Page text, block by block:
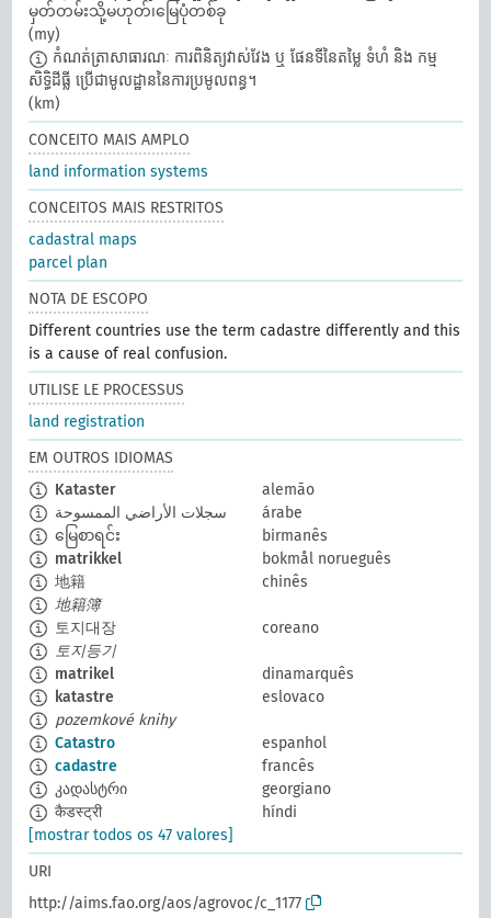
မှတ်တမ်းသို့မဟုတ်၊မြေပုံတစ်ခု
(my)
កំណត់ត្រាសាធារណៈ ការពិនិត្យវាស់វែង ឬ ផែនទីនៃតម្លៃ ទំហំ និង កម្ម
សិទ្ធិដីធ្លី ប្រើជាមូលដ្ឋាននៃការប្រមូលពន្ធ។​
(km)
CONCEITO MAIS AMPLO
land information systems
CONCEITOS MAIS RESTRITOS
cadastral maps
parcel plan
NOTA DE ESCOPO
Different countries use the term cadastre differently and this
is a cause of real confusion.
UTILISE LE PROCESSUS
land registration
EM OUTROS IDIOMAS
Kataster
alemão
سجلات الأراضي الممسوحة
árabe
မြေစာရင်း
birmanês
matrikkel
bokmål norueguês
地籍
chinês
地籍簿
토지대장
coreano
토지등기
matrikel
dinamarquês
katastre
eslovaco
pozemkové knihy
Catastro
espanhol
cadastre
francês
კადასტრი
georgiano
कैडस्ट्री
híndi
[mostrar todos os 47 valores]
URI
http://aims.fao.org/aos/agrovoc/c_1177